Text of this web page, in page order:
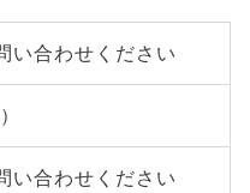
い合わせください
い合わせください